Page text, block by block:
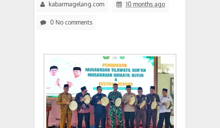
kabarmagelang.com 10 months ago
0 No comments